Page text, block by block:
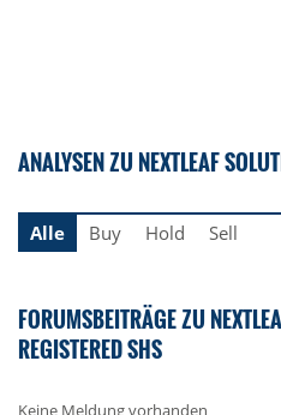
ANALYSEN ZU NEXTLEAF
Alle
Buy Hold Sell
FORUMSBEITRÄGE ZU
REGISTERED SHS
Keine Meldung vorhanden